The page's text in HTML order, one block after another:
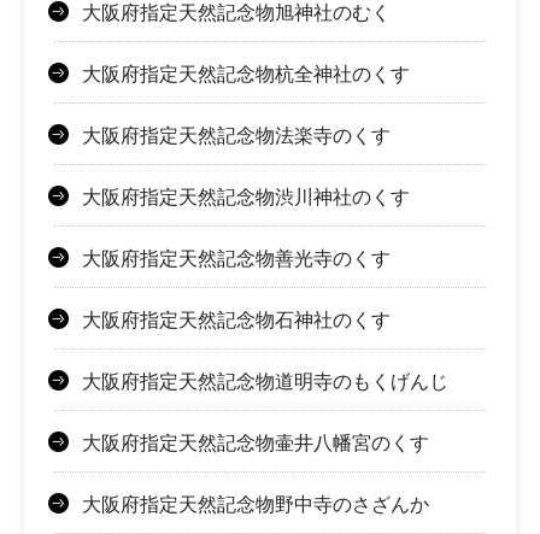
大阪府指定天然記念物旭神社のむく
大阪府指定天然記念物杭全神社のくす
大阪府指定天然記念物法楽寺のくす
大阪府指定天然記念物渋川神社のくす
大阪府指定天然記念物善光寺のくす
大阪府指定天然記念物石神社のくす
大阪府指定天然記念物道明寺のもくげんじ
大阪府指定天然記念物壷井八幡宮のくす
大阪府指定天然記念物野中寺のさざんか